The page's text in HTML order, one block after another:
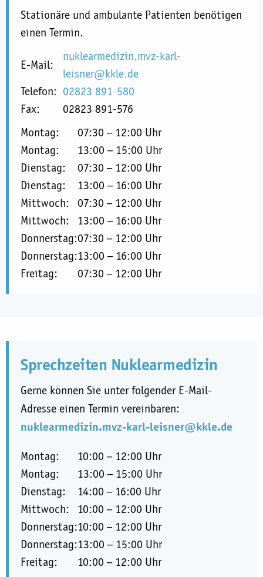
Stationäre und ambulante Patienten benötigen
einen Termin.
E-Mail:
nuklearmedizin.mvz-karl-
leisner@kkle.de
Telefon: 02823 891-580
Fax:
02823 891-576
Montag:
07:30 – 12:00 Uhr
Montag:
13:00 – 15:00 Uhr
Dienstag:
07:30 – 12:00 Uhr
Dienstag:
13:00 – 16:00 Uhr
Mittwoch:
07:30 – 12:00 Uhr
Mittwoch:
13:00 – 16:00 Uhr
Donnerstag:07:30 – 12:00 Uhr
Donnerstag:13:00 – 16:00 Uhr
Freitag:
07:30 – 12:00 Uhr
Sprechzeiten Nuklearmedizin
Gerne können Sie unter folgender E-Mail-
Adresse einen Termin vereinbaren:
nuklearmedizin.mvz-karl-leisner@kkle.de
Montag: 10:00 – 12:00 Uhr
Montag:
13:00 – 15:00 Uhr
Dienstag:
14:00 – 16:00 Uhr
Mittwoch:
10:00 – 12:00 Uhr
Donnerstag:10:00 – 12:00 Uhr
Donnerstag:13:00 – 15:00 Uhr
Freitag:
10:00 – 12:00 Uhr